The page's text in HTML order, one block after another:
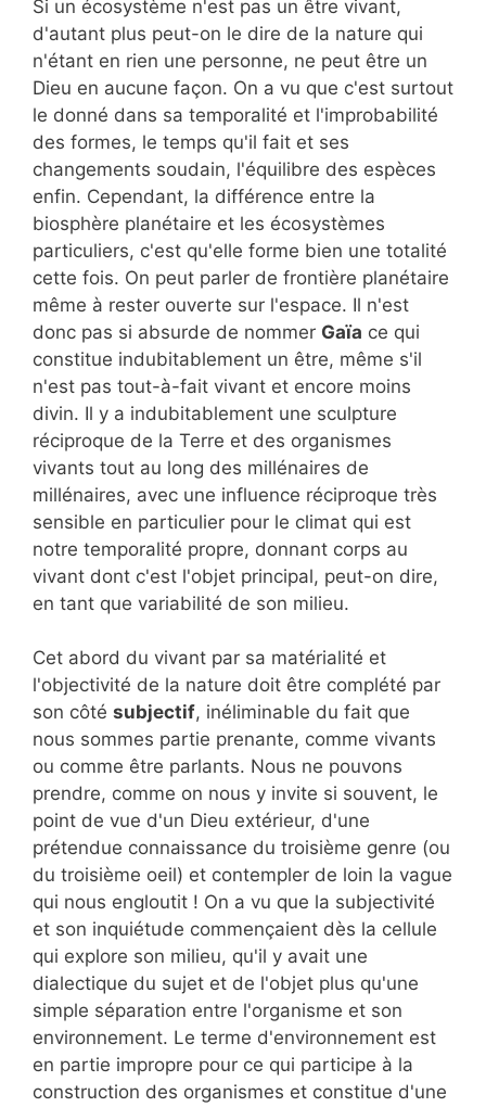
Si un écosystème n'est pas un être vivant,
d'autant plus peut-on le dire de la nature qui
n'étant en rien une personne, ne peut être un
Dieu en aucune façon. On a vu que c'est surtout
le donné dans sa temporalité et l'improbabilité
des formes, le temps qu'il fait et ses
changements soudain, l'équilibre des espèces
enfin. Cependant, la différence entre la
biosphère planétaire et les écosystèmes
particuliers, c'est qu'elle forme bien une totalité
cette fois. On peut parler de frontière planétaire
même à rester ouverte sur l'espace. Il n'est
donc pas si absurde de nommer Gaïa ce qui
constitue indubitablement un être, même s'il
n'est pas tout-à-fait vivant et encore moins
divin. Il y a indubitablement une sculpture
réciproque de la Terre et des organismes
vivants tout au long des millénaires de
millénaires, avec une influence réciproque très
sensible en particulier pour le climat qui est
notre temporalité propre, donnant corps au
vivant dont c'est l'objet principal, peut-on dire,
en tant que variabilité de son milieu.
Cet abord du vivant par sa matérialité et
l'objectivité de la nature doit être complété par
son côté subjectif, inéliminable du fait que
nous sommes partie prenante, comme vivants
ou comme être parlants. Nous ne pouvons
prendre, comme on nous y invite si souvent, le
point de vue d'un Dieu extérieur, d'une
prétendue connaissance du troisième genre (ou
du troisième oeil) et contempler de loin la vague
qui nous engloutit ! On a vu que la subjectivité
et son inquiétude commençaient dès la cellule
qui explore son milieu, qu'il y avait une
dialectique du sujet et de l'objet plus qu'une
simple séparation entre l'organisme et son
environnement. Le terme d'environnement est
en partie impropre pour ce qui participe à la
construction des organismes et constitue d'une